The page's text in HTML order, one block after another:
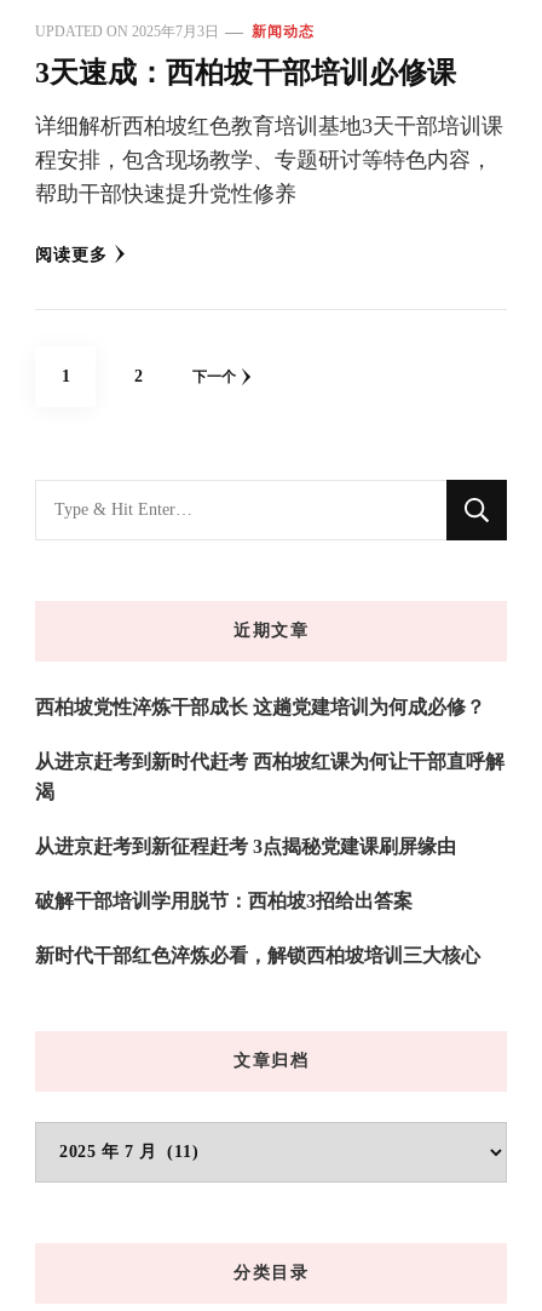
UPDATED ON 2025年7月3日 新闻动态
3天速成：西柏坡干部培训必修课
详细解析西柏坡红色教育培训基地3天干部培训课
程安排，包含现场教学、专题研讨等特色内容，
帮助干部快速提升党性修养
阅读更多
文
页
网
1 网
2 下一个
什
近期文章
西柏坡党性淬炼干部成长 这趟党建培训为何成必修？
从进京赶考到新时代赶考 西柏坡红课为何让干部直呼解
渴
从进京赶考到新征程赶考 3点揭秘党建课刷屏缘由
破解干部培训学用脱节：西柏坡3招给出答案
新时代干部红色淬炼必看，解锁西柏坡培训三大核心
文章归档
分类目录